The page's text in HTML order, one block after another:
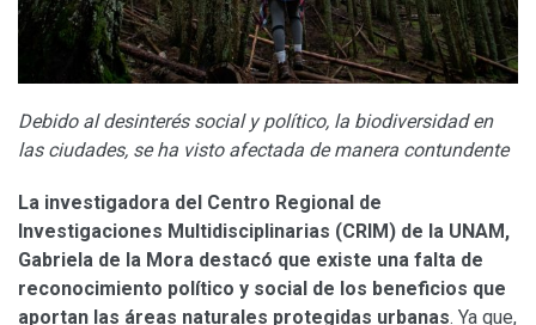
Debido al desinterés social y político, la biodiversidad en
las ciudades, se ha visto afectada de manera contundente
La investigadora del Centro Regional de
Investigaciones Multidisciplinarias (CRIM) de la UNAM,
Gabriela de la Mora destacó que existe una falta de
reconocimiento político y social de los beneficios que
aportan las áreas naturales protegidas urbanas. Ya que,